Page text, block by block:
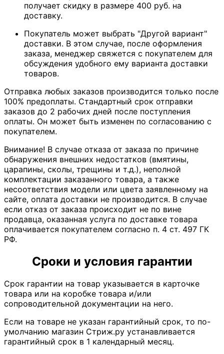
получает скидку в размере 400 руб. на
доставку.
Покупатель может выбрать "Другой вариант"
доставки. В этом случае, после оформления
заказа, менеджер свяжется с покупателем для
обсуждения удобного ему варианта доставки
товаров.
Отправка любых заказов производится только после
100% предоплаты. Стандартный срок отправки
заказов до 2 рабочих дней после поступления
оплаты. Он может быть изменен по согласованию с
покупателем.
Внимание! В случае отказа от заказа по причине
обнаружения внешних недостатков (вмятины,
царапины, сколы, трещины и т.д.), неполной
комплектации заказанного товара, а также
несоответствия модели или цвета заявленному на
сайте, оплата доставки не производится. В случае
если отказ от заказа происходит не по вине
продавца, оказанная услуга по доставке товара
оплачивается покупателем согласно п. 4 ст. 497 ГК
РФ.
Сроки и условия гарантии
Срок гарантии на товар указывается в карточке
товара или на коробке товара и/или
сопроводительной документации на него.
Если на товаре не указан гарантийный срок, то по-
умолчанию магазин Стриж.ру устанавливается
гарантийный срок в 1 календарный месяц.